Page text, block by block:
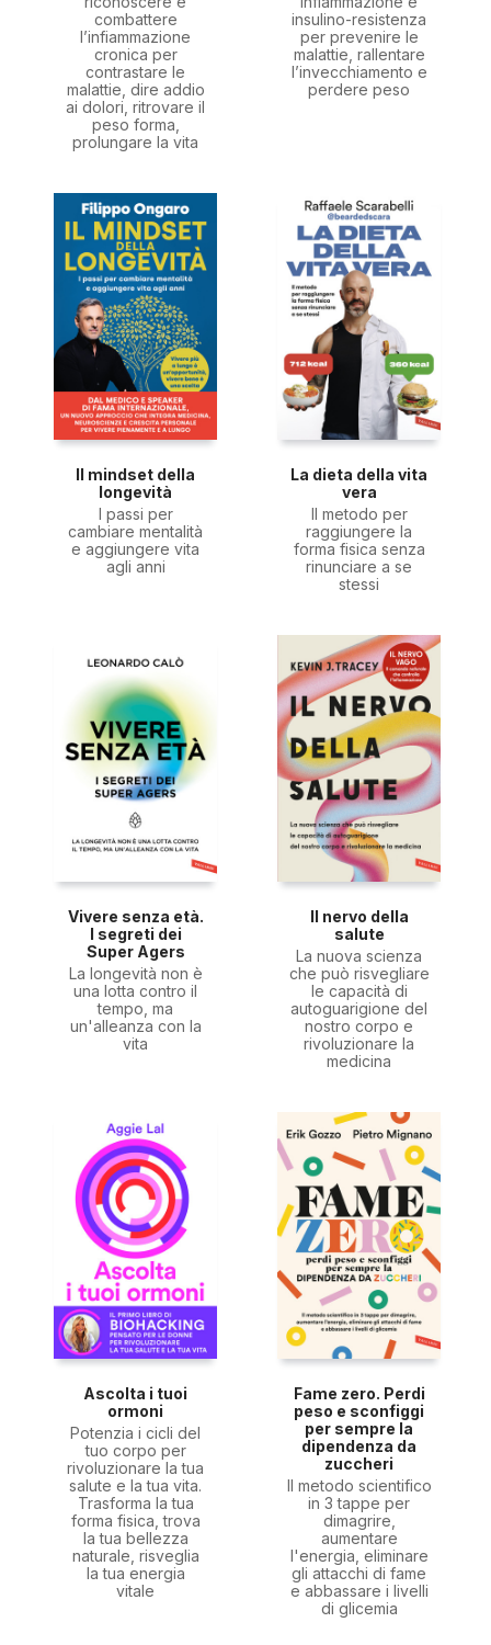
combattere
l’infiammazione
cronica per
contrastare le
malattie, dire addio
ai dolori, ritrovare il
peso forma,
prolungare la vita
insulino-resistenza
per prevenire le
malattie, rallentare
l’invecchiamento e
perdere peso
Il mindset della
longevità
I passi per
cambiare mentalità
e aggiungere vita
agli anni
La dieta della vita
vera
Il metodo per
raggiungere la
forma fisica senza
rinunciare a se
stessi
Vivere senza età.
I segreti dei
Super Agers
La longevità non è
una lotta contro il
tempo, ma
un'alleanza con la
vita
Il nervo della
salute
La nuova scienza
che può risvegliare
le capacità di
autoguarigione del
nostro corpo e
rivoluzionare la
medicina
Ascolta i tuoi
ormoni
Potenzia i cicli del
tuo corpo per
rivoluzionare la tua
salute e la tua vita.
Trasforma la tua
forma fisica, trova
la tua bellezza
naturale, risveglia
la tua energia
vitale
Fame zero. Perdi
peso e sconfiggi
per sempre la
dipendenza da
zuccheri
Il metodo scientifico
in 3 tappe per
dimagrire,
aumentare
l'energia, eliminare
gli attacchi di fame
e abbassare i livelli
di glicemia